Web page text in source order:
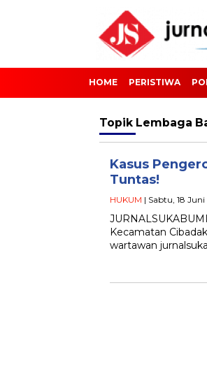
HOME PERISTIWA
Topik Lembaga
Kasus
Tuntas!
HUKUM | Sabtu, 18
Kecamatan
wartawan